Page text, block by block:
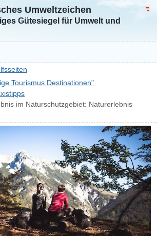
Umweltzeichen
Gütesiegel für Umwelt und
Tourismus Destinationen"
im Naturschutzgebiet: Naturerlebnis